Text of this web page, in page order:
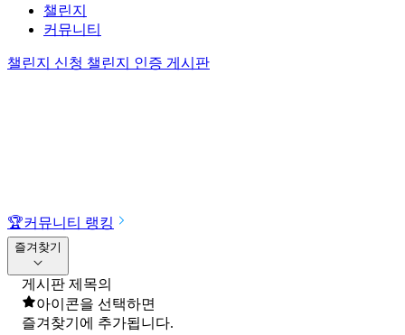
챌린지
커뮤니티
챌린지 신청 챌린지 인증 게시판
🏆커뮤니티 랭킹
즐겨찾기
게시판 제목의
아이콘을 선택하면
즐겨찾기에 추가됩니다.